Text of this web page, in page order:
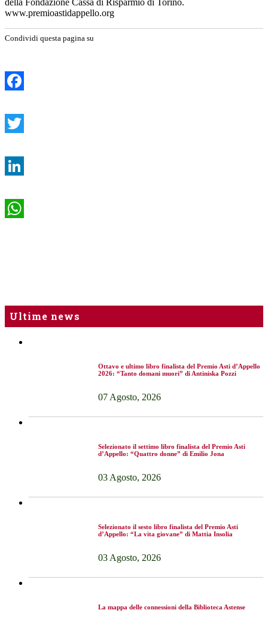
www.premioastidappello.org
Condividi questa pagina su
Ultime news
Ottavo e ultimo libro finalista del Premio Asti d’Appello
2026: “Tanto domani muori” di Antiniska Pozzi
07 Agosto, 2026
Selezionato il settimo libro finalista del Premio Asti
d’Appello: “Quattro donne” di Emilio Jona
03 Agosto, 2026
Selezionato il sesto libro finalista del Premio Asti
d’Appello: “La vita giovane” di Mattia Insolia
03 Agosto, 2026
La mappa delle connessioni della Biblioteca Astense